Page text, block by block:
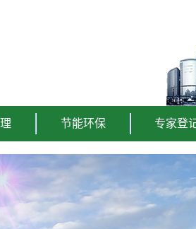
节能环保 专家登